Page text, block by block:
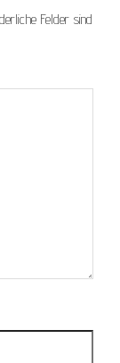
Felder sind